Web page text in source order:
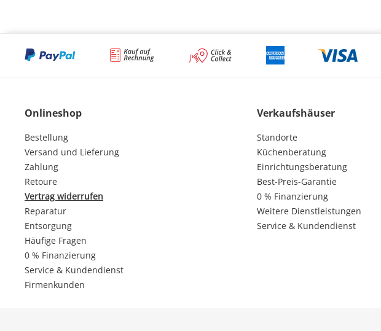
Onlineshop
Bestellung
Versand und Lieferung
Zahlung
Retoure
Vertrag widerrufen
Reparatur
Entsorgung
Häufige Fragen
0 % Finanzierung
Service & Kundendienst
Firmenkunden
Verkaufshäuser
Standorte
Küchenberatung
Einrichtungsberatung
Best-Preis-Garantie
0 % Finanzierung
Weitere Dienstleistungen
Service & Kundendienst